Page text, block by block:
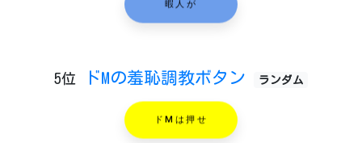
暇人が
5位 ドMの羞恥調教ボタン ランダム
ドMは押せ